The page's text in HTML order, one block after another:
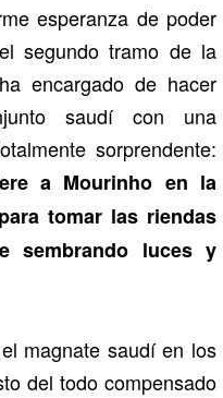
esperanza de poder
segundo tramo de la
encargado de hacer
saudí con una
sorprendente:
a Mourinho en la
tomar las riendas
sembrando luces y
magnate saudí en los
del todo compensado